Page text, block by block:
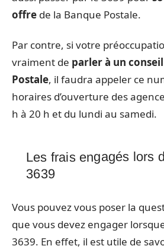
offre de la Banque Postale.
Par contre, si votre
vraiment de parler à un
Postale, il faudra appeler ce
horaires d’ouverture des
h à 20 h et du lundi au samedi.
Les frais engagés lors
3639
Vous pouvez vous poser la
que vous devez engager
3639. En effet, il est utile de